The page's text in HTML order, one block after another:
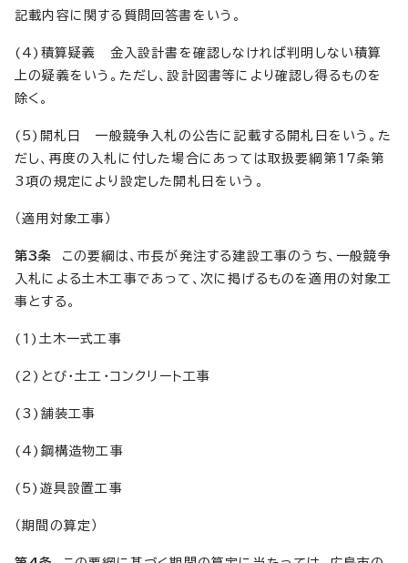
記載内容に関する質問回答書をいう。
(4)積算疑義 金入設計書を確認しなければ判明しない積算
上の疑義をいう。ただし、設計図書等により確認し得るものを
除く。
(5)開札日 一般競争入札の公告に記載する開札日をいう。た
だし、再度の入札に付した場合にあっては取扱要綱第17条第
3項の規定により設定した開札日をいう。
（適用対象工事）
第3条
この要綱は、市長が発注する建設工事のうち、一般競争
入札による土木工事であって、次に掲げるものを適用の対象工
事とする。
(1)土木一式工事
(2)とび・土工・コンクリート工事
(3)舗装工事
(4)鋼構造物工事
(5)遊具設置工事
（期間の算定）